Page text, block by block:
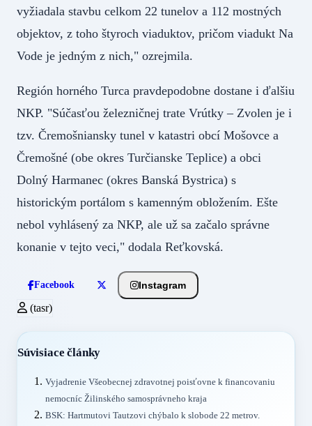
vyžiadala stavbu celkom 22 tunelov a 112 mostných
objektov, z toho štyroch viaduktov, pričom viadukt Na
Vode je jedným z nich," ozrejmila.
Región horného Turca pravdepodobne dostane i ďalšiu
NKP. "Súčasťou železničnej trate Vrútky – Zvolen je i
tzv. Čremošniansky tunel v katastri obcí Mošovce a
Čremošné (obe okres Turčianske Teplice) a obci
Dolný Harmanec (okres Banská Bystrica) s
historickým portálom s kamenným obložením. Ešte
nebol vyhlásený za NKP, ale už sa začalo správne
konanie v tejto veci," dodala Reťkovská.
Facebook Instagram
(tasr)
Súvisiace články
Vyjadrenie Všeobecnej zdravotnej poisťovne k financovaniu
nemocníc Žilinského samosprávneho kraja
BSK: Hartmutovi Tautzovi chýbalo k slobode 22 metrov.